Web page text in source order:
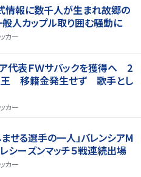
情報に数千人が生まれ故郷の
般人カップル取り囲む騒動に
カー
ア代表ＦＷサバックを獲得へ 2
王 移籍金発生せず 歌手とし
カー
せる選手の一人」バレンシアM
シーズンマッチ５戦連続出場
カー